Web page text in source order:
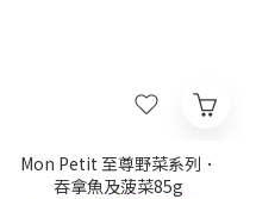
Mon Petit 至尊野菜系列．
吞拿魚及菠菜85g